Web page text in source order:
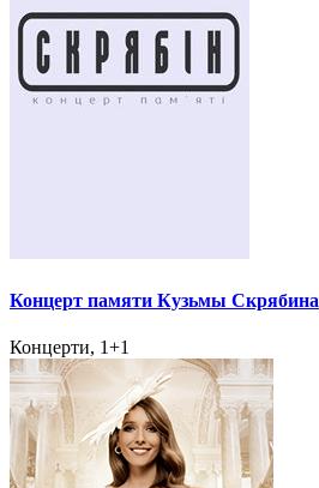
Концерт памяти Кузьмы Скрябина
Концерти, 1+1